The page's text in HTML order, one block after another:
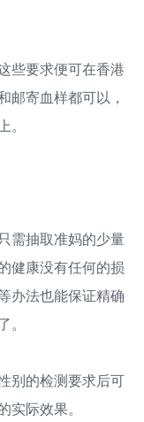
要求便可在香港
邮寄血样都可以，
。
抽取准妈的少量
健康没有任何的损
办法也能保证精确
。
的检测要求后可
实际效果。